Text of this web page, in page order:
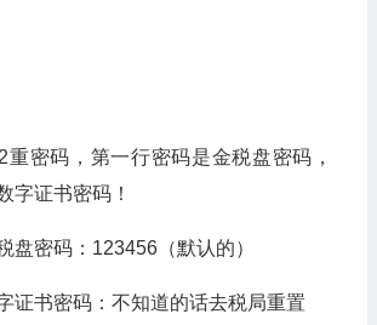
重密码，第一行密码是金税盘密码，
字证书密码！
盘密码：123456（默认的）
证书密码：不知道的话去税局重置